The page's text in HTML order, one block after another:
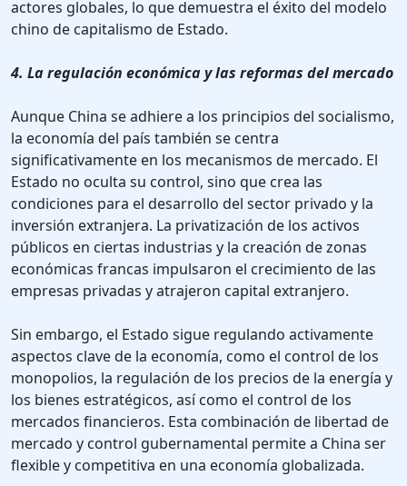
actores globales, lo que demuestra el éxito del modelo
chino de capitalismo de Estado.
4. La regulación económica y las reformas del mercado
Aunque China se adhiere a los principios del socialismo,
la economía del país también se centra
significativamente en los mecanismos de mercado. El
Estado no oculta su control, sino que crea las
condiciones para el desarrollo del sector privado y la
inversión extranjera. La privatización de los activos
públicos en ciertas industrias y la creación de zonas
económicas francas impulsaron el crecimiento de las
empresas privadas y atrajeron capital extranjero.
Sin embargo, el Estado sigue regulando activamente
aspectos clave de la economía, como el control de los
monopolios, la regulación de los precios de la energía y
los bienes estratégicos, así como el control de los
mercados financieros. Esta combinación de libertad de
mercado y control gubernamental permite a China ser
flexible y competitiva en una economía globalizada.